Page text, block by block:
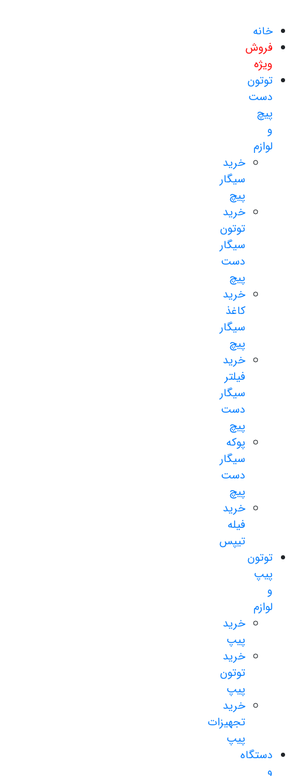
خانه
فروش
ویژه
توتون
دست
پیچ
و
لوازم
خرید
سیگار
پیچ
خرید
توتون
سیگار
دست
پیچ
خرید
کاغذ
سیگار
پیچ
خرید
فیلتر
سیگار
دست
پیچ
پوکه
سیگار
دست
پیچ
خرید
فیله
تیپس
توتون
پیپ
و
لوازم
خرید
پیپ
خرید
توتون
پیپ
خرید
تجهیزات
پیپ
دستگاه
و